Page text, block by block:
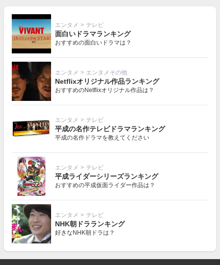
エンタメ > テレビ
面白いドラマランキング
おすすめの面白いドラマは？
エンタメ > エンタメその他
Netflixオリジナル作品ランキング
おすすめのNetflixオリジナル作品は？
エンタメ > テレビ
平成の名作テレビドラマランキング
平成の名作ドラマを教えてください
エンタメ > テレビ
平成ライダーシリーズランキング
おすすめの平成仮面ライダー作品は？
エンタメ > テレビ
NHK朝ドラランキング
好きなNHK朝ドラは？